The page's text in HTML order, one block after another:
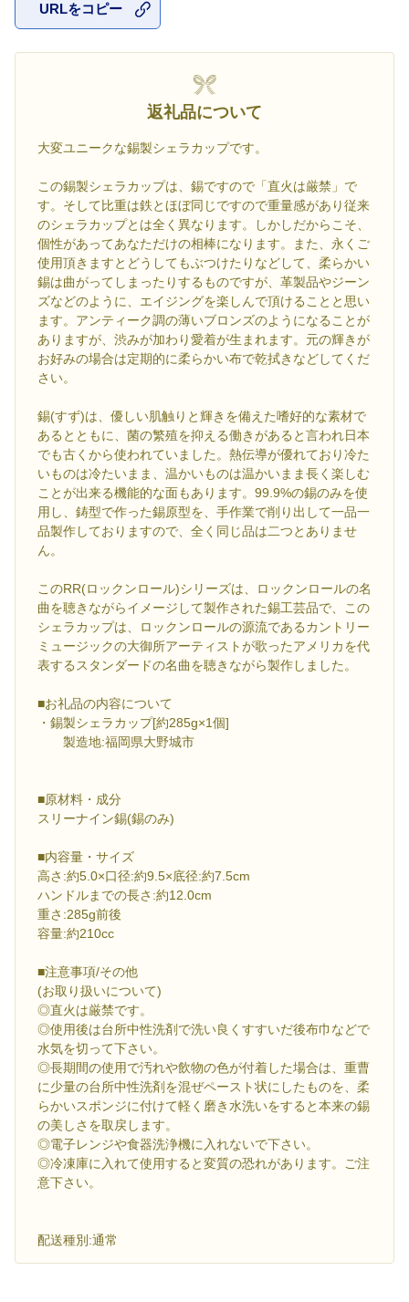
URLをコピー
返礼品について
大変ユニークな錫製シェラカップです。
この錫製シェラカップは、錫ですので「直火は厳禁」で
す。そして比重は鉄とほぼ同じですので重量感があり従来
のシェラカップとは全く異なります。しかしだからこそ、
個性があってあなただけの相棒になります。また、永くご
使用頂きますとどうしてもぶつけたりなどして、柔らかい
錫は曲がってしまったりするものですが、革製品やジーン
ズなどのように、エイジングを楽しんで頂けることと思い
ます。アンティーク調の薄いブロンズのようになることが
ありますが、渋みが加わり愛着が生まれます。元の輝きが
お好みの場合は定期的に柔らかい布で乾拭きなどしてくだ
さい。
錫(すず)は、優しい肌触りと輝きを備えた嗜好的な素材で
あるとともに、菌の繁殖を抑える働きがあると言われ日本
でも古くから使われていました。熱伝導が優れており冷た
いものは冷たいまま、温かいものは温かいまま長く楽しむ
ことが出来る機能的な面もあります。99.9%の錫のみを使
用し、鋳型で作った錫原型を、手作業で削り出して一品一
品製作しておりますので、全く同じ品は二つとありませ
ん。
このRR(ロックンロール)シリーズは、ロックンロールの名
曲を聴きながらイメージして製作された錫工芸品で、この
シェラカップは、ロックンロールの源流であるカントリー
ミュージックの大御所アーティストが歌ったアメリカを代
表するスタンダードの名曲を聴きながら製作しました。
■お礼品の内容について
・錫製シェラカップ[約285g×1個]
製造地:福岡県大野城市
■原材料・成分
スリーナイン錫(錫のみ)
■内容量・サイズ
高さ:約5.0×口径:約9.5×底径:約7.5cm
ハンドルまでの長さ:約12.0cm
重さ:285g前後
容量:約210cc
■注意事項/その他
(お取り扱いについて)
◎直火は厳禁です。
◎使用後は台所中性洗剤で洗い良くすすいだ後布巾などで
水気を切って下さい。
◎長期間の使用で汚れや飲物の色が付着した場合は、重曹
に少量の台所中性洗剤を混ぜペースト状にしたものを、柔
らかいスポンジに付けて軽く磨き水洗いをすると本来の錫
の美しさを取戻します。
◎電子レンジや食器洗浄機に入れないで下さい。
◎冷凍庫に入れて使用すると変質の恐れがあります。ご注
意下さい。
配送種別:通常